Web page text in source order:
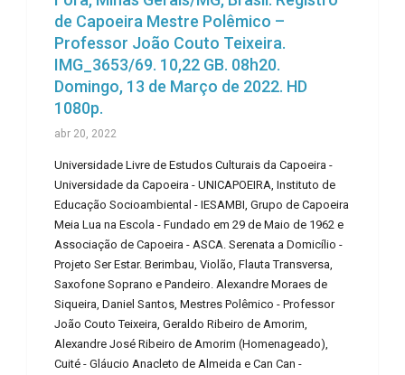
de Capoeira Mestre Polêmico –
Professor João Couto Teixeira.
IMG_3653/69. 10,22 GB. 08h20.
Domingo, 13 de Março de 2022. HD
1080p.
abr 20, 2022
Universidade Livre de Estudos Culturais da Capoeira -
Universidade da Capoeira - UNICAPOEIRA, Instituto de
Educação Socioambiental - IESAMBI, Grupo de Capoeira
Meia Lua na Escola - Fundado em 29 de Maio de 1962 e
Associação de Capoeira - ASCA. Serenata a Domicílio -
Projeto Ser Estar. Berimbau, Violão, Flauta Transversa,
Saxofone Soprano e Pandeiro. Alexandre Moraes de
Siqueira, Daniel Santos, Mestres Polêmico - Professor
João Couto Teixeira, Geraldo Ribeiro de Amorim,
Alexandre José Ribeiro de Amorim (Homenageado),
Cuité - Gláucio Anacleto de Almeida e Can Can -